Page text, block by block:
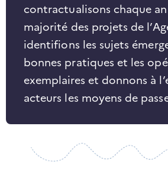
contractualisons chaque
majorité des projets de
identifions les sujets
bonnes pratiques et les
exemplaires et donnons à
acteurs les moyens de